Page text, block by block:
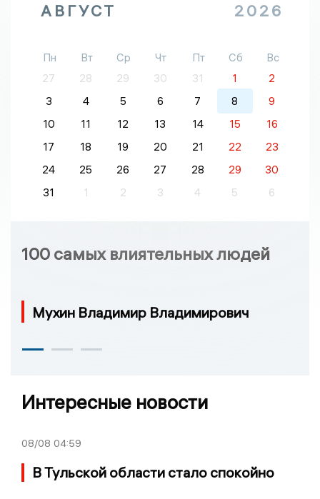
АВГУСТ 2026
Пн Вт Ср Чт Пт Сб
Вс
27
28 29 30 31 1
2
3
4 5 6 7 8
9
10
11 12 13 14 15
16
17
18 19 20 21 22
23
24
25 26 27 28 29
30
31
1 2 3 4 5 6
100 самых влиятельных людей
Мухин Владимир Владимирович
Интересные новости
08/08 04:59
В Тульской области стало спокойно